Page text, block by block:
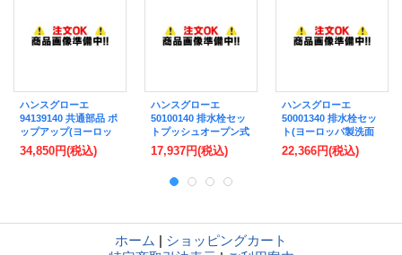
ハンスグローエ
94139140 共通部品 ポ
ップアップ(ヨーロッ
パ製洗面器用) ブラッ
シュドブロンズ ♪
34,850円(税込)
ハンスグローエ
50100140 排水栓セッ
トプッシュオープン式
ポップアップ(ヨーロ
ッパ製洗面器用) ブラ
注生産品 ♪§
17,937円(税込)
ハンスグローエ
50001340 排水栓セッ
ト(ヨーロッパ製洗面
器用) ブラッシュドブ
ラッククロム ♪
22,366円(税込)
ホーム | ショッピングカート